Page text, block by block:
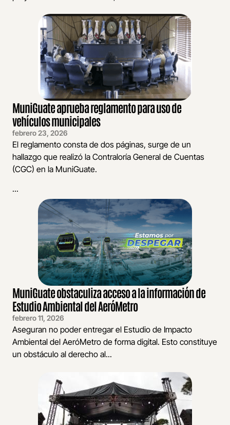
MuniGuate aprueba reglamento para uso de
vehículos municipales
febrero 23, 2026
El reglamento consta de dos páginas, surge de un
hallazgo que realizó la Contraloría General de Cuentas
(CGC) en la MuniGuate.
...
MuniGuate obstaculiza acceso a la información de
Estudio Ambiental del AeróMetro
febrero 11, 2026
Aseguran no poder entregar el Estudio de Impacto
Ambiental del AeróMetro de forma digital. Esto constituye
un obstáculo al derecho al...